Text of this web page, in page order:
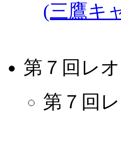
(三鷹キ
第７回レ
第７回